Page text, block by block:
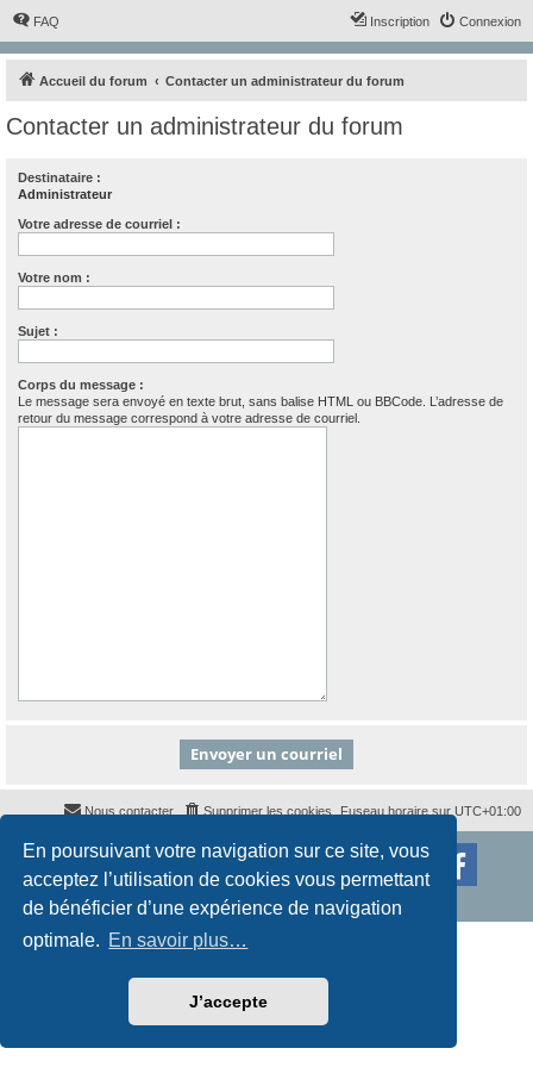
En poursuivant votre navigation sur ce site, vous
acceptez l’utilisation de cookies vous permettant
de bénéficier d’une expérience de navigation
optimale. En savoir plus…
J’accepte
FAQ Connexion
Inscription
Accueil du forum Contacter un administrateur du forum
Contacter un administrateur du forum
Destinataire :
Administrateur
Votre adresse de courriel :
Votre nom :
Sujet :
Corps du message :
Le message sera envoyé en texte brut, sans balise HTML ou BBCode. L’adresse de
retour du message correspond à votre adresse de courriel.
Fuseau horaire sur UTC+01:00
Supprimer les cookies
Nous contacter
Développé parphpBB® Forum Software © phpBB Limited
Styleproflatpar © Mazeltof2017
Confidentialité | Conditions